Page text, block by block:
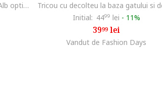
Tricou cu imprimeu PlayStation, Alb optic/Negru antracit
Initial: 4499 lei - 11%
3999lei
Vandut de Fashion Days